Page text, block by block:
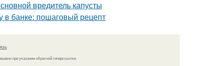
вредитель капусты
в банке: пошаговый рецепт
при указании обратной гиперссылки.